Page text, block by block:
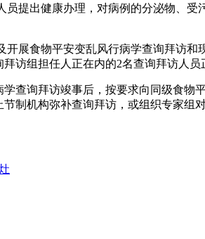
出健康办理，对病例的分泌物、受
食物平安变乱风行病学查询拜访和
访组担任人正在内的2名查询拜访人
询拜访竣事后，按要求向同级食物
制机构弥补查询拜访，或组织专家组